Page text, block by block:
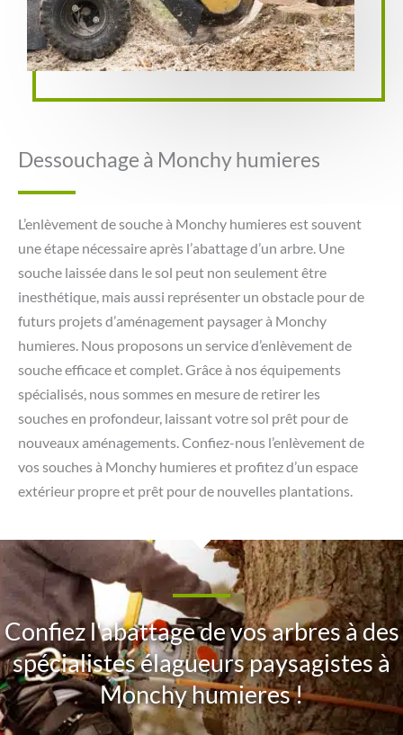
Dessouchage à Monchy humieres
L’enlèvement de souche à Monchy humieres est souvent
une étape nécessaire après l’abattage d’un arbre. Une
souche laissée dans le sol peut non seulement être
inesthétique, mais aussi représenter un obstacle pour de
futurs projets d’aménagement paysager à Monchy
humieres. Nous proposons un service d’enlèvement de
souche efficace et complet. Grâce à nos équipements
spécialisés, nous sommes en mesure de retirer les
souches en profondeur, laissant votre sol prêt pour de
nouveaux aménagements. Confiez-nous l’enlèvement de
vos souches à Monchy humieres et profitez d’un espace
extérieur propre et prêt pour de nouvelles plantations.
Confiez l'abattage de vos arbres à des
spécialistes élagueurs paysagistes à
Monchy humieres !